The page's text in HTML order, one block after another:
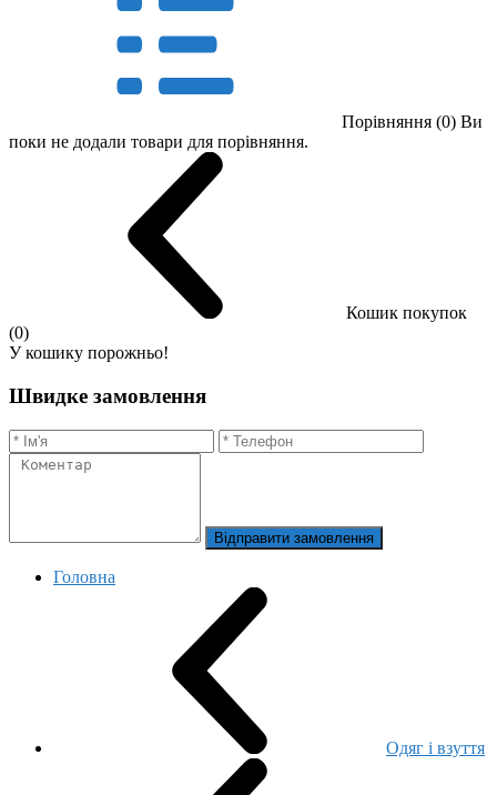
Порівняння (0) Ви
поки не додали товари для порівняння.
Кошик покупок
(0)
У кошику порожньо!
Швидке замовлення
Відправити замовлення
Головна
Одяг і взуття